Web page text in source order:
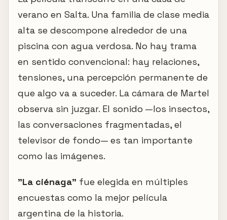
verano en Salta. Una familia de clase media
alta se descompone alrededor de una
piscina con agua verdosa. No hay trama
en sentido convencional: hay relaciones,
tensiones, una percepción permanente de
que algo va a suceder. La cámara de Martel
observa sin juzgar. El sonido —los insectos,
las conversaciones fragmentadas, el
televisor de fondo— es tan importante
como las imágenes.
"La ciénaga" fue elegida en múltiples
encuestas como la mejor película
argentina de la historia.